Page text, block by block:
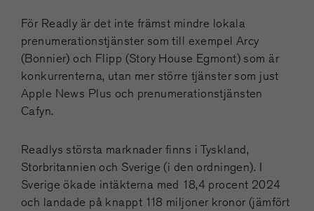
För Readly är det inte främst mindre lokala
prenumerationstjänster som till exempel Arcy
(Bonnier) och Flipp (Story House Egmont) som är
konkurrenterna, utan mer större tjänster som just
Apple News Plus och prenumerationstjänsten
Cafyn.
Readlys största marknader finns i Tyskland,
Storbritannien och Sverige (i den ordningen). I
Sverige ökade intäkterna med 18,4 procent 2024
och landade på knappt 118 miljoner kronor (jämfört